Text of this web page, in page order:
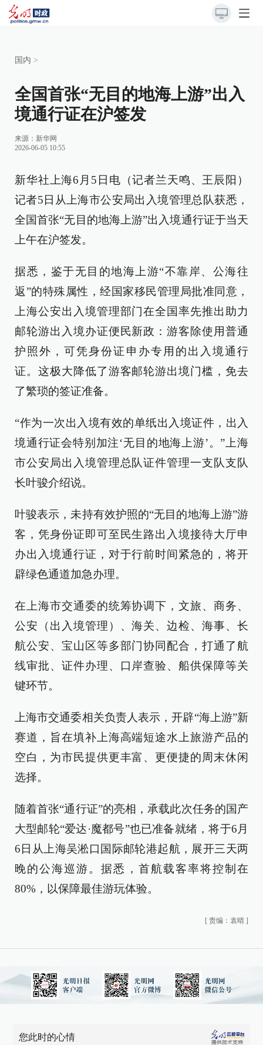
国内 >
全国首张“无目的地海上游”出入
境通行证在沪签发
来源： 新华网
2026-06-05 10:55
新华社上海6月5日电（记者兰天鸣、王辰阳）
记者5日从上海市公安局出入境管理总队获悉，
全国首张“无目的地海上游”出入境通行证于当天
上午在沪签发。
据悉，鉴于无目的地海上游“不靠岸、公海往
返”的特殊属性，经国家移民管理局批准同意，
上海公安出入境管理部门在全国率先推出助力
邮轮游出入境办证便民新政：游客除使用普通
护照外，可凭身份证申办专用的出入境通行
证。这极大降低了游客邮轮游出境门槛，免去
了繁琐的签证准备。
“作为一次出入境有效的单纸出入境证件，出入
境通行证会特别加注‘无目的地海上游’。”上海
市公安局出入境管理总队证件管理一支队支队
长叶骏介绍说。
叶骏表示，未持有效护照的“无目的地海上游”游
客，凭身份证即可至民生路出入境接待大厅申
办出入境通行证，对于行前时间紧急的，将开
辟绿色通道加急办理。
在上海市交通委的统筹协调下，文旅、商务、
公安（出入境管理）、海关、边检、海事、长
航公安、宝山区等多部门协同配合，打通了航
线审批、证件办理、口岸查验、船供保障等关
键环节。
上海市交通委相关负责人表示，开辟“海上游”新
赛道，旨在填补上海高端短途水上旅游产品的
空白，为市民提供更丰富、更便捷的周末休闲
选择。
随着首张“通行证”的亮相，承载此次任务的国产
大型邮轮“爱达·魔都号”也已准备就绪，将于6月
6日从上海吴淞口国际邮轮港起航，展开三天两
晚的公海巡游。据悉，首航载客率将控制在
80%，以保障最佳游玩体验。
[ 责编：袁晴 ]
您此时的心情